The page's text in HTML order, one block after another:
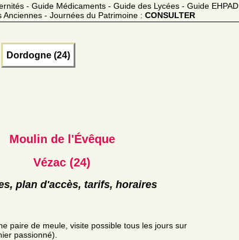
- Guide Médicaments - Guide des Lycées - Guide EHPAD
- Journées du Patrimoine : CONSULTER
Dordogne (24)
Moulin de l'Évêque
Vézac (24)
plan d'accès, tarifs, horaires
paire de meule, visite possible tous les jours sur
passionné).